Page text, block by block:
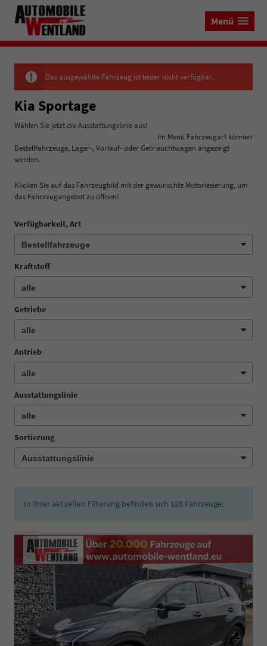
Menü
Das ausgewählte Fahrzeug ist leider nicht verfügbar.
Kia Sportage
Wählen Sie jetzt die Ausstattungslinie aus!
Im Menü Fahrzeugart können
Bestellfahrzeuge, Lager-, Vorlauf- oder Gebrauchtwagen angezeigt
werden.
Klicken Sie auf das Fahrzeugbild mit der gewünschte Motoriesierung, um
das Fahrzeugangebot zu öffnen!
Verfügbarkeit, Art
Kraftstoff
Getriebe
Antrieb
Ausstattungslinie
Sortierung
In Ihrer aktuellen Filterung befinden sich 128 Fahrzeuge: